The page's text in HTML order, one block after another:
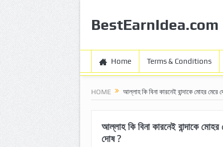
BestEarnIdea.com
Home Terms & Conditions
HOME আল্লাহ কি বিনা কারনেই বান্দাকে মোহর মেরে
আল্লাহ কি বিনা কারনেই বান্দাকে মোহর
দোষ ?